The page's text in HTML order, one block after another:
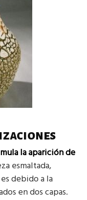
la aparición de
esmaltada,
debido a la
en dos capas.